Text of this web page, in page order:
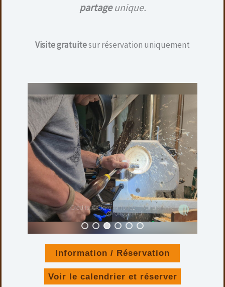
partageunique.
Visite gratuitesur réservation uniquement
Information / Réservation
Voir le calendrier et réserver
POCHETTE VELOUR NOIRE FERMÉE PAR LIEN
Produits similaires
D7CB BILLE DORÉ – WACAPOU
30,00€